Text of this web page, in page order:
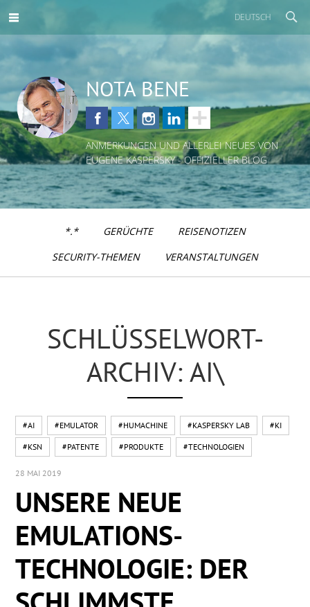
DEUTSCH
NOTA BENE
ANMERKUNGEN UND ALLERLEI NEUES VON
EUGENE KASPERSKY - OFFIZIELLER BLOG
*.* GERÜCHTE
REISENOTIZEN
SECURITY-THEMEN
VERANSTALTUNGEN
SCHLÜSSELWORT-
ARCHIV: AI\
#AI #EMULATOR #HUMACHINE #KASPERSKY LAB #KI
#KSN #PATENTE #PRODUKTE #TECHNOLOGIEN
28 MAI 2019
UNSERE NEUE
EMULATIONS-
TECHNOLOGIE: DER